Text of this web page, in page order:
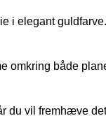
i elegant
både
vil fremhæve